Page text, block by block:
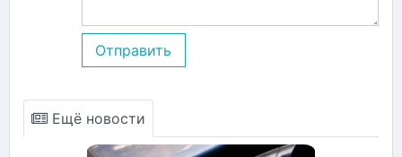
Отправить
Ещё новости